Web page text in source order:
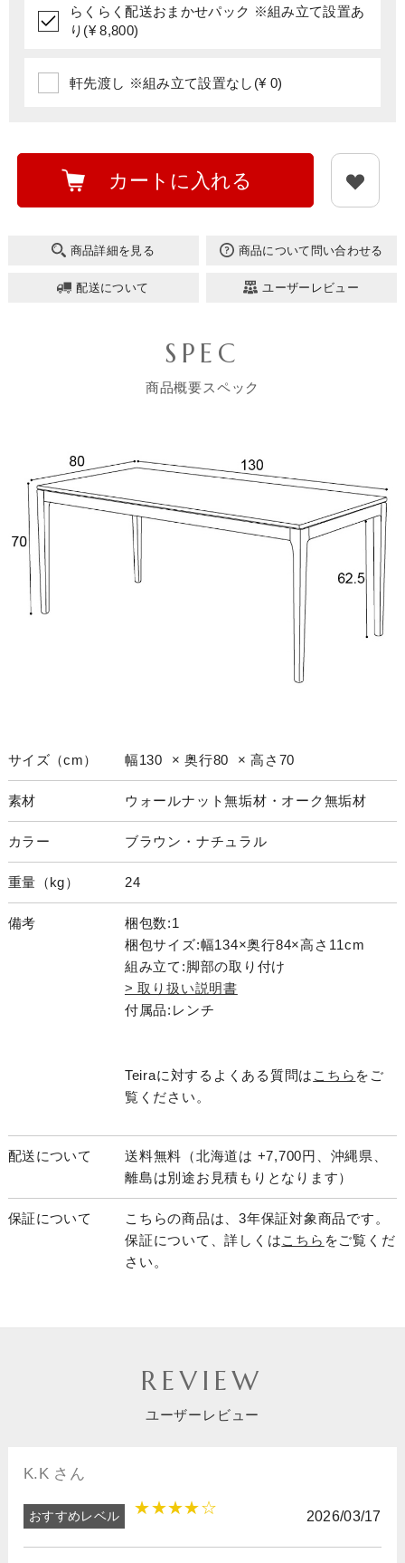
らくらく配送おまかせパック ※組み立て設置あ
り(¥ 8,800)
軒先渡し ※組み立て設置なし(¥ 0)
カートに入れる
商品詳細を見る 商品について問い合わせる
配送について ユーザーレビュー
SPEC
商品概要スペック
サイズ（cm） 幅130 × 奥行80 × 高さ70
素材 ウォールナット無垢材・オーク無垢材
カラー ブラウン・ナチュラル
重量（kg） 24
備考
梱包数:1
梱包サイズ:幅134×奥行84×高さ11cm
組み立て:脚部の取り付け
> 取り扱い説明書
付属品:レンチ
Teiraに対するよくある質問は こちら をご
覧ください。
配送について
送料無料（北海道は +7,700円、沖縄県、
離島は別途お見積もりとなります）
保証について
こちらの商品は、3年保証対象商品です。
保証について、詳しくはこちら をご覧くだ
さい。
REVIEW
ユーザーレビュー
K.K さん
おすすめレベル ★★★★☆ 2026/03/17